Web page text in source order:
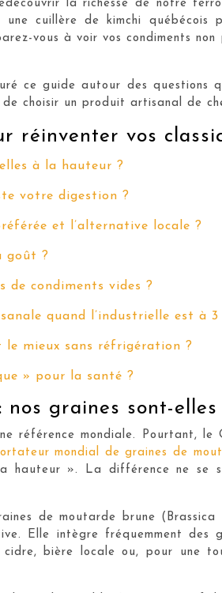
la richesse de notre
cuillère de kimchi québécois
vous à voir vos condiments
ce guide autour des questions
choisir un produit artisanal de
réinventer vos
à la hauteur ?
votre digestion ?
et l’alternative locale ?
goût ?
de condiments vides ?
quand l’industrielle est à 3
le mieux sans réfrigération ?
» pour la santé ?
graines sont-
référence mondiale. Pourtant,
mondial de graines de
hauteur ». La différence ne
de moutarde brune (Brassica
Elle intègre fréquemment des
bière locale ou, pour une